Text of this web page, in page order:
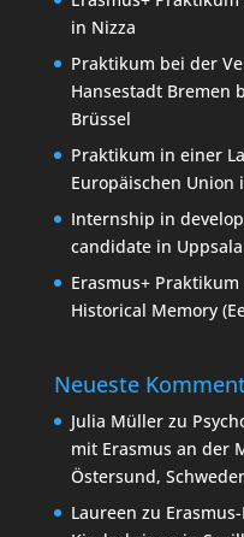
in Nizza
Praktikum bei der
Hansestadt Bremen
Brüssel
Praktikum in einer
Europäischen Union
Internship in
candidate in
Erasmus+
Historical Memory
Neueste
Julia Müllerzu
mit Erasmus an der
Östersund,
Laureen zu